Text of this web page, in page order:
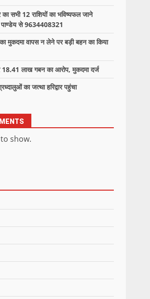
सभी 12 राशियों का भविष्यफल जाने
पाण्डेय से 9634408321
मुकदमा वापस न लेने पर बड़ी बहन का किया
लाख गबन का आरोप, मुकदमा दर्ज
का जत्था हरिद्वार पहुंचा
show.